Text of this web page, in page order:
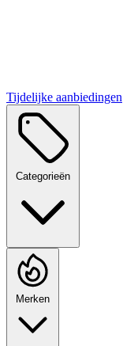
Tijdelijke aanbiedingen
Categorieën
Merken